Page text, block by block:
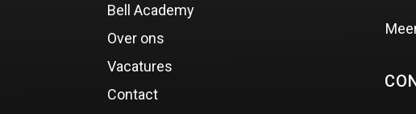
Bell Academy
Over ons
Vacatures
Contact